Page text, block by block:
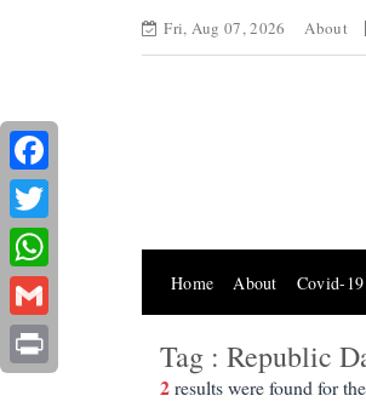
Fri, Aug 07, 2026 About
Home About Covid-19
Tag : Republic
2results were found for
Facebook
Twitter
WhatsApp
Gmail